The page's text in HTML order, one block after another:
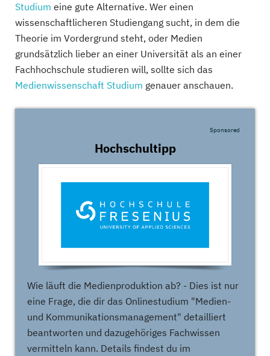
Studium eine gute Alternative. Wer einen
wissenschaftlicheren Studiengang sucht, in dem die
Theorie im Vordergrund steht, oder Medien
grundsätzlich lieber an einer Universität als an einer
Fachhochschule studieren will, sollte sich das
Medienwissenschaft Studium genauer anschauen.
Hochschultipp
Sponsored
Wie läuft die Medienproduktion ab? - Dies ist nur
eine Frage, die dir das Onlinestudium "Medien-
und Kommunikationsmanagement" detailliert
beantworten und dazugehöriges Fachwissen
vermitteln kann. Details findest du im